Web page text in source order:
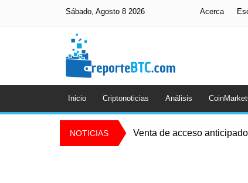
Sábado, Agosto 8 2026 Acerca
Inicio Criptonoticias Análisis
NOTICIAS Venta de acceso